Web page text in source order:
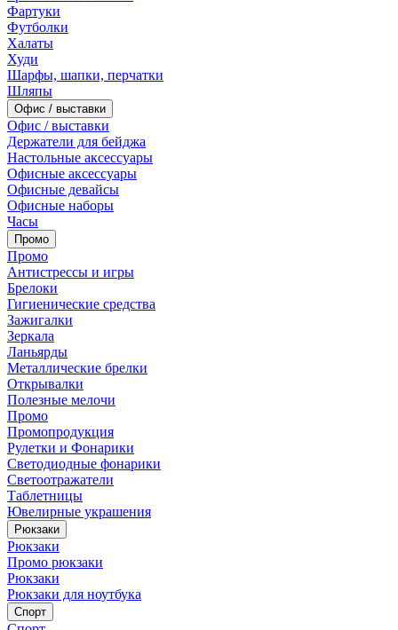
Фартуки
Футболки
Халаты
Худи
Шарфы, шапки, перчатки
Шляпы
Офис / выставки
Офис / выставки
Держатели для бейджа
Настольные аксессуары
Офисные аксессуары
Офисные девайсы
Офисные наборы
Часы
Промо
Промо
Антистрессы и игры
Брелоки
Гигиенические средства
Зажигалки
Зеркала
Ланьярды
Металлические брелки
Открывалки
Полезные мелочи
Промо
Промопродукция
Рулетки и Фонарики
Светодиодные фонарики
Светоотражатели
Таблетницы
Ювелирные украшения
Рюкзаки
Рюкзаки
Промо рюкзаки
Рюкзаки
Рюкзаки для ноутбука
Спорт